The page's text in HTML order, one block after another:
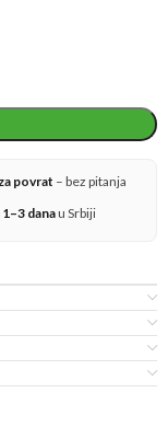
povrat – bez pitanja
danau Srbiji